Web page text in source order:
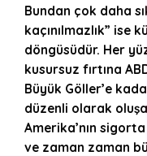
Bundan çok daha
kaçınılmazlık” ise
döngüsüdür. Her
kusursuz fırtına
Büyük Göller’e
düzenli olarak
Amerika’nın
ve zaman zaman